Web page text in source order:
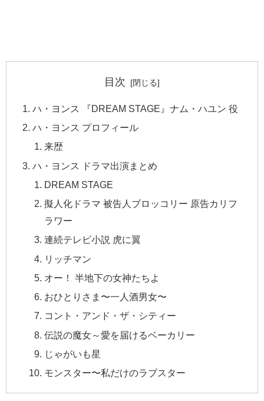
目次
ハ・ヨンス 『DREAM STAGE』ナム・ハユン 役
ハ・ヨンス プロフィール
来歴
ハ・ヨンス ドラマ出演まとめ
DREAM STAGE
擬人化ドラマ 被告人ブロッコリー 原告カリフ
ラワー
連続テレビ小説 虎に翼
リッチマン
オー！ 半地下の女神たちよ
おひとりさま〜一人酒男女〜
コント・アンド・ザ・シティー
伝説の魔女～愛を届けるベーカリー
じゃがいも星
モンスター〜私だけのラブスター